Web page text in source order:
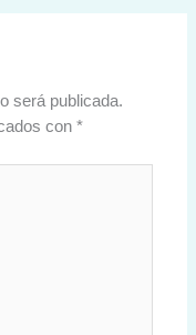
será publicada.
con*